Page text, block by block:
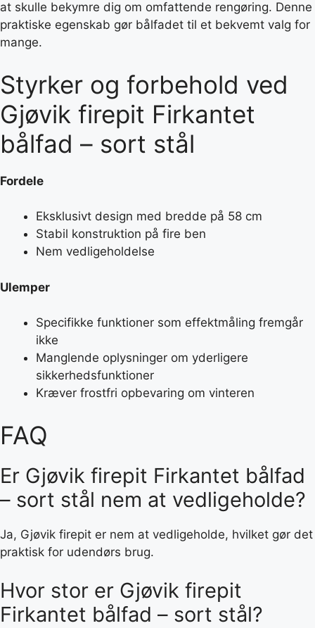
at skulle bekymre dig om omfattende rengøring. Denne
praktiske egenskab gør bålfadet til et bekvemt valg for
mange.
Styrker og forbehold ved
Gjøvik firepit Firkantet
bålfad – sort stål
Fordele
Eksklusivt design med bredde på 58 cm
Stabil konstruktion på fire ben
Nem vedligeholdelse
Ulemper
Specifikke funktioner som effektmåling fremgår
ikke
Manglende oplysninger om yderligere
sikkerhedsfunktioner
Kræver frostfri opbevaring om vinteren
FAQ
Er Gjøvik firepit Firkantet bålfad
– sort stål nem at vedligeholde?
Ja, Gjøvik firepit er nem at vedligeholde, hvilket gør det
praktisk for udendørs brug.
Hvor stor er Gjøvik firepit
Firkantet bålfad – sort stål?